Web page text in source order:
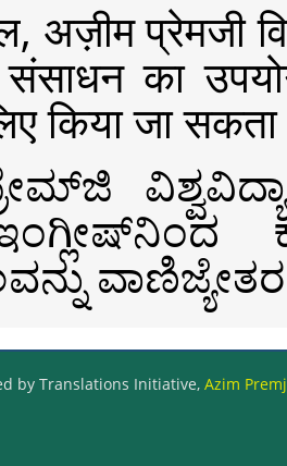
अज़ीम प्रेमजी
का
किया जा
by Translations Initiative, Azim